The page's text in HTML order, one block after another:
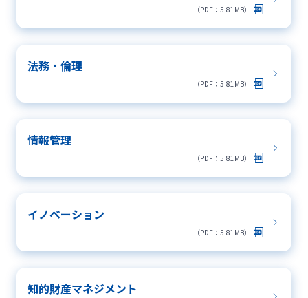
（PDF：5.81MB）
法務・倫理
（PDF：5.81MB）
情報管理
（PDF：5.81MB）
イノベーション
（PDF：5.81MB）
知的財産マネジメント